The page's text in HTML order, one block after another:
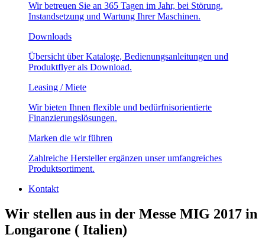
Wir betreuen Sie an 365 Tagen im Jahr, bei Störung,
Instandsetzung und Wartung Ihrer Maschinen.
Downloads
Übersicht über Kataloge, Bedienungsanleitungen und
Produktflyer als Download.
Leasing / Miete
Wir bieten Ihnen flexible und bedürfnisorientierte
Finanzierungslösungen.
Marken die wir führen
Zahlreiche Hersteller ergänzen unser umfangreiches
Produktsortiment.
Kontakt
Wir stellen aus in der Messe MIG 2017 in
Longarone ( Italien)